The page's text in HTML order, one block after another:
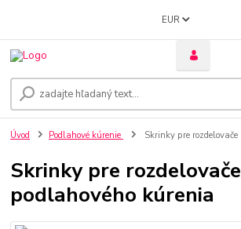
EUR
Úvod Podlahové kúrenie Skrinky pre rozdelovače
Skrinky pre rozdelovače
podlahového kúrenia